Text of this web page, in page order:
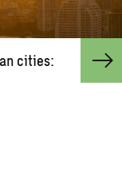
cities: